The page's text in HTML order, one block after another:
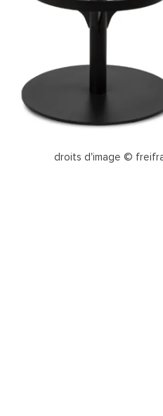
droits d'image ©